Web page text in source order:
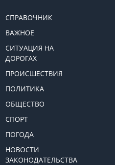
СПРАВОЧНИК
ВАЖНОЕ
СИТУАЦИЯ НА
ДОРОГАХ
ПРОИСШЕСТВИЯ
ПОЛИТИКА
ОБЩЕСТВО
СПОРТ
ПОГОДА
НОВОСТИ
ЗАКОНОДАТЕЛЬСТВА